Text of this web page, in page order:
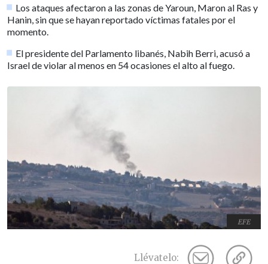
Los ataques afectaron a las zonas de Yaroun, Maron al Ras y
Hanin, sin que se hayan reportado víctimas fatales por el
momento.
El presidente del Parlamento libanés, Nabih Berri, acusó a
Israel de violar al menos en 54 ocasiones el alto al fuego.
EFE
Llévatelo: